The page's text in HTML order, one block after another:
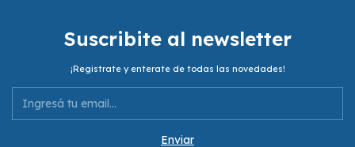
Suscribite al newsletter
¡Registrate y enterate de todas las novedades!